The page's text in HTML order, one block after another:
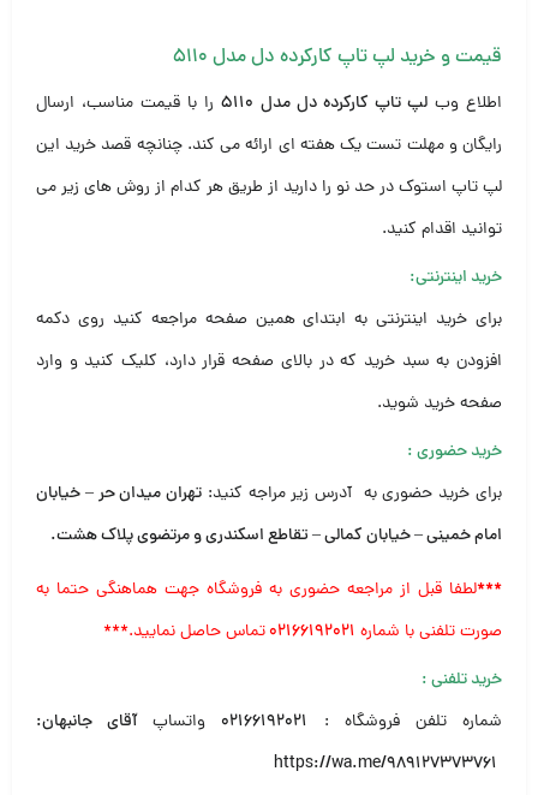
قیمت و خرید لپ تاپ کارکرده دل مدل ۵۱۱۰
اطلاع وبلپ تاپ کارکرده دل مدل ۵۱۱۰
را با قیمت مناسب، ارسال
رایگان و مهلت تست یک هفته ای ارائه می کند. چنانچه قصد خرید این
لپ تاپ استوک در حد نو را دارید از طریق هر کدام از روش های زیر می
توانید اقدام کنید.
خرید اینترنتی:
برای خرید اینترنتی به ابتدای همین صفحه مراجعه کنید روی دکمه
افزودن به سبد خرید که در بالای صفحه قرار دارد، کلیک کنید و وارد
صفحه خرید شوید.
خرید حضوری:
برای خرید حضوری به آدرس زیر مراجه کنید: تهران میدان حر – خیابان
امام خمینی – خیابان کمالی – تقاطع اسکندری و مرتضوی پلاک هشت.
***لطفا قبل از مراجعه حضوری به فروشگاه جهت هماهنگی حتما به
صورت تلفنی با شماره ۰۲۱۶۶۱۹۲۰۲۱تماس حاصل نمایید.***
خرید تلفنی:
شماره تلفن فروشگاه : ۰۲۱۶۶۱۹۲۰۲۱ واتساپآقای جانبهان:
https://wa.me/989127373761